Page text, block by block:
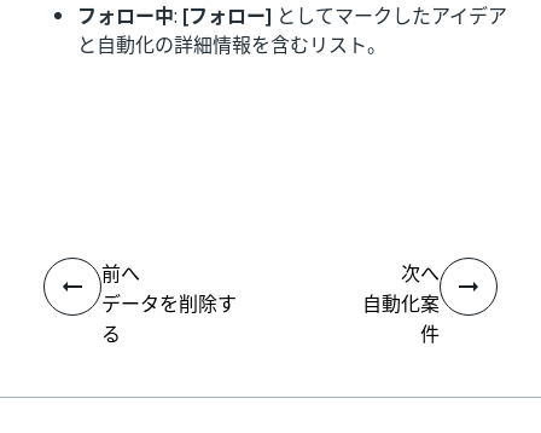
フォロー中: [フォロー] としてマークしたアイデア
と自動化の詳細情報を含むリスト。
前へ
データを削除す
る
次へ
自動化案
件